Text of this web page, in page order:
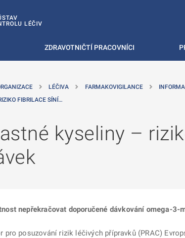
LÉČIV
ZDRAVOTNIČTÍ PRACOVNÍCI
LÉČIVA FARMAKOVIGILANCE
FIBRILACE SÍNÍ…
kyseliny –
nepřekračovat doporučené dávkování omega-3-
pro posuzování rizik léčivých přípravků (PRAC)